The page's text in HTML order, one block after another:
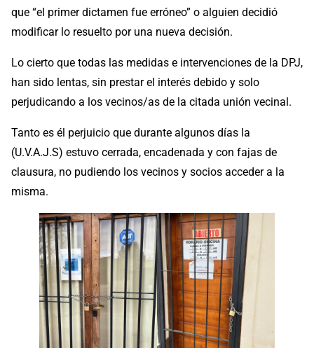
que “el primer dictamen fue erróneo” o alguien decidió
modificar lo resuelto por una nueva decisión.
Lo cierto que todas las medidas e intervenciones de la DPJ,
han sido lentas, sin prestar el interés debido y solo
perjudicando a los vecinos/as de la citada unión vecinal.
Tanto es él perjuicio que durante algunos días la
(U.V.A.J.S) estuvo cerrada, encadenada y con fajas de
clausura, no pudiendo los vecinos y socios acceder a la
misma.